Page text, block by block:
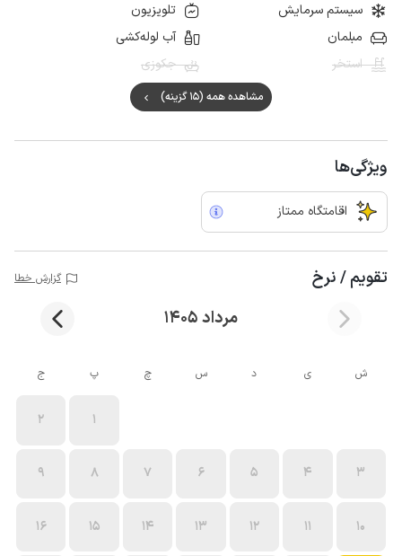
سیستم سرمایش
تلویزیون
مبلمان
آب لوله‌کشی
استخر
جکوزی
مشاهده همه (15 گزینه)
ویژگی‌ها
اقامتگاه ممتاز
تقویم / نرخ گزارش خطا
مرداد 1405
ش ی د س چ پ ج
1
2
3
4
5
6
7
8
9
10
11
12
13
14
15
16